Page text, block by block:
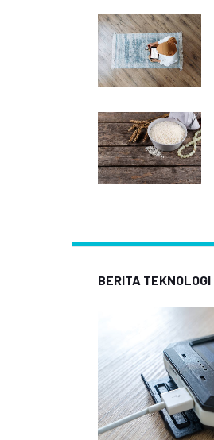
BERITA TEKNOLOGI